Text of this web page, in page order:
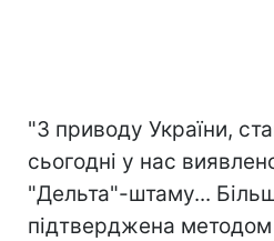
"З приводу України,
сьогодні у нас
"Дельта"-штаму...
підтверджена